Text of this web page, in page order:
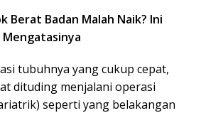
Berat Badan Malah Naik? Ini
Mengatasinya
tubuhnya yang cukup cepat,
dituding menjalani operasi
seperti yang belakangan